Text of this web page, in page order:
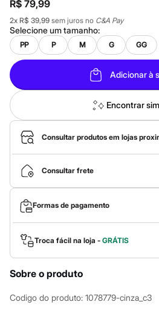
Em alta
Inverno
Alfaiataria
Novidades
Roupas
Blusas e Camisetas
Básicos
Calças
Casacos e Jaquetas
Jeans
Macacões
Saias
Shorts e Bermudas
Vestidos
Bolsas
Bonés e Chapéus
Bijoux
Cintos
Óculos
Relógios
Calçados
Botas
Chinelos
Rasteirinhas
Sandálias
Sapatilhas
Tênis
R$ 79,99
2x R$ 39,99 sem juros no C&A Pay
Selecione umtamanho:
PP P M G GG
Adicionar à
Encontrar
Consultar produtos em lojas
Consultar frete
Formas de pagamento
Troca fácil na loja - GRÁTIS
Sobre o produto
Codigo do produto: 1078779-cinza_c3